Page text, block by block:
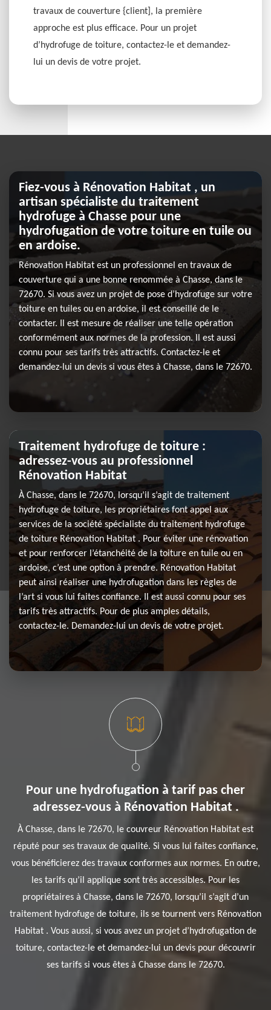
travaux de couverture {client], la première
approche est plus efficace. Pour un projet
d’hydrofuge de toiture, contactez-le et demandez-
lui un devis de votre projet.
Fiez-vous à Rénovation Habitat , un
artisan spécialiste du traitement
hydrofuge à Chasse pour une
hydrofugation de votre toiture en tuile ou
en ardoise.
Rénovation Habitat est un professionnel en travaux de
couverture qui a une bonne renommée à Chasse, dans le
72670. Si vous avez un projet de pose d’hydrofuge sur votre
toiture en tuiles ou en ardoise, il est conseillé de le
contacter. Il est mesure de réaliser une telle opération
conformément aux normes de la profession. Il est aussi
connu pour ses tarifs très attractifs. Contactez-le et
demandez-lui un devis si vous êtes à Chasse, dans le 72670.
Traitement hydrofuge de toiture :
adressez-vous au professionnel
Rénovation Habitat
À Chasse, dans le 72670, lorsqu’il s’agit de traitement
hydrofuge de toiture, les propriétaires font appel aux
services de la société spécialiste du traitement hydrofuge
de toiture Rénovation Habitat . Pour éviter une rénovation
et pour renforcer l’étanchéité de la toiture en tuile ou en
ardoise, c’est une option à prendre. Rénovation Habitat
peut ainsi réaliser une hydrofugation dans les règles de
l’art si vous lui faites confiance. Il est aussi connu pour ses
tarifs très attractifs. Pour de plus amples détails,
contactez-le. Demandez-lui un devis de votre projet.
Pour une hydrofugation à tarif pas cher
adressez-vous à Rénovation Habitat .
À Chasse, dans le 72670, le couvreur Rénovation Habitat est
réputé pour ses travaux de qualité. Si vous lui faites confiance,
vous bénéficierez des travaux conformes aux normes. En outre,
les tarifs qu’il applique sont très accessibles. Pour les
propriétaires à Chasse, dans le 72670, lorsqu’il s’agit d’un
traitement hydrofuge de toiture, ils se tournent vers Rénovation
Habitat . Vous aussi, si vous avez un projet d’hydrofugation de
toiture, contactez-le et demandez-lui un devis pour découvrir
ses tarifs si vous êtes à Chasse dans le 72670.